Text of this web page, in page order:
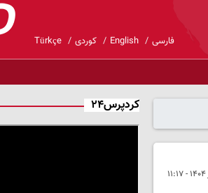
فارسی English کوردی Türkçe
کردپرس۲۴